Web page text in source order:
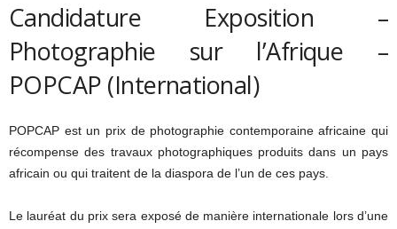
Candidature Exposition –
Photographie sur l’Afrique –
POPCAP (International)
POPCAP est un prix de photographie contemporaine africaine qui
récompense des travaux photographiques produits dans un pays
africain ou qui traitent de la diaspora de l’un de ces pays.
Le lauréat du prix sera exposé de manière internationale lors d’une